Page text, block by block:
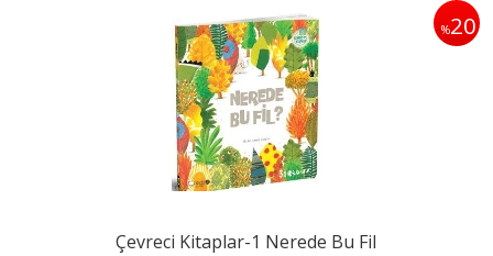
%20
Çevreci Kitaplar-1 Nerede Bu Fil